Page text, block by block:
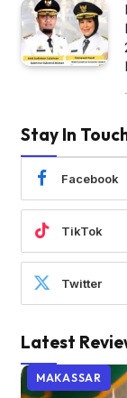
Stay In
Facebook
TikTok
Twitter
Latest
MAKASSAR